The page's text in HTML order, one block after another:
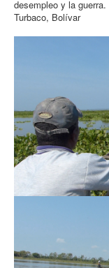
desempleo y la guerra.
Turbaco, Bolívar